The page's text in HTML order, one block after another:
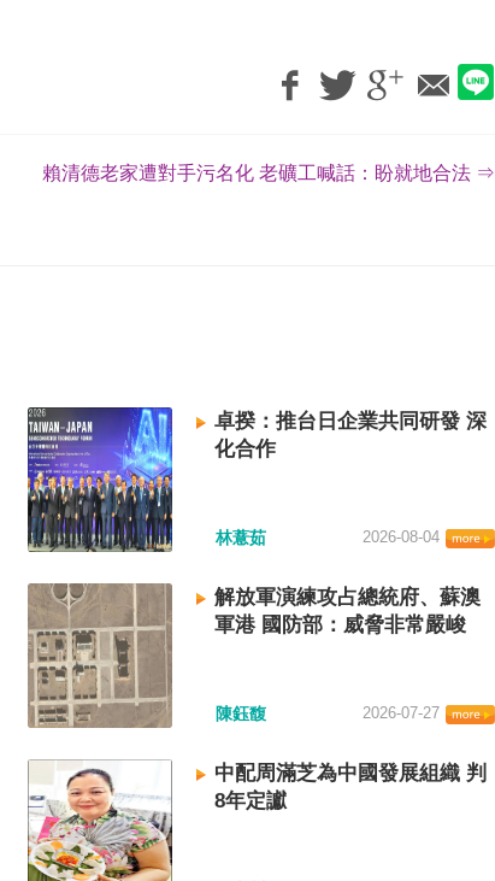
賴清德老家遭對手污名化 老礦工喊話：盼就地合法 ⇒
卓揆：推台日企業共同研發 深
化合作
林薏茹 2026-08-04
解放軍演練攻占總統府、蘇澳
軍港 國防部：威脅非常嚴峻
陳鈺馥 2026-07-27
中配周滿芝為中國發展組織 判
8年定讞